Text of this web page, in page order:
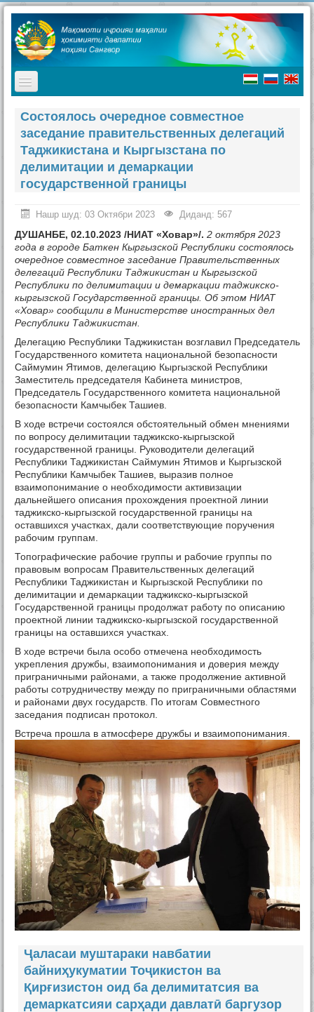
TPL_PROTOSTAR_TOGGLE_MENU
Мақомоти иҷроия
Таърих
Ҷашнҳо дар ноҳия
Ташриф ба ноҳия
Туризм
Хабарҳо
Наворҳо
Тамос
Состоялось очередное совместное
заседание правительственных делегаций
Таджикистана и Кыргызстана по
делимитации и демаркации
государственной границы
Нашр шуд: 03 Октябри 2023 Диданд: 567
ДУШАНБЕ, 02.10.2023 /НИАТ «Ховар»/. 2 октября 2023
года в городе Баткен Кыргызской Республики состоялось
очередное cовместное заседание Правительственных
делегаций Республики Таджикистан и Кыргызской
Республики по делимитации и демаркации таджикско-
кыргызской Государственной границы. Об этом НИАТ
«Ховар» сообщили в Министерстве иностранных дел
Республики Таджикистан.
Делегацию Республики Таджикистан возглавил Председатель
Государственного комитета национальной безопасности
Саймумин Ятимов, делегацию Кыргызской Республики
Заместитель председателя Кабинета министров,
Председатель Государственного комитета национальной
безопасности Камчыбек Ташиев.
В ходе встречи состоялся обстоятельный обмен мнениями
по вопросу делимитации таджикско-кыргызской
государственной границы. Руководители делегаций
Республики Таджикистан Саймумин Ятимов и Кыргызской
Республики Камчыбек Ташиев, выразив полное
взаимопонимание о необходимости активизации
дальнейшего описания прохождения проектной линии
таджикско-кыргызской государственной границы на
оставшихся участках, дали соответствующие поручения
рабочим группам.
Топографические рабочие группы и рабочие группы по
правовым вопросам Правительственных делегаций
Республики Таджикистан и Кыргызской Республики по
делимитации и демаркации таджикско-кыргызской
Государственной границы продолжат работу по описанию
проектной линии таджикско-кыргызской государственной
границы на оставшихся участках.
В ходе встречи была особо отмечена необходимость
укрепления дружбы, взаимопонимания и доверия между
приграничными районами, а также продолжение активной
работы сотрудничеству между по приграничными областями
и районами двух государств. По итогам Совместного
заседания подписан протокол.
Встреча прошла в атмосфере дружбы и взаимопонимания.
Ҷаласаи муштараки навбатии
байниҳукуматии Тоҷикистон ва
Қирғизистон оид ба делимитатсия ва
демаркатсияи сарҳади давлатӣ баргузор